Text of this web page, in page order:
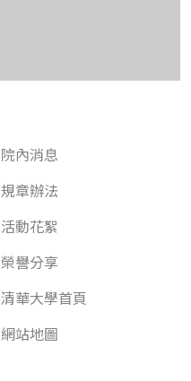
院內消息
規章辦法
活動花絮
榮譽分享
清華大學首頁
網站地圖